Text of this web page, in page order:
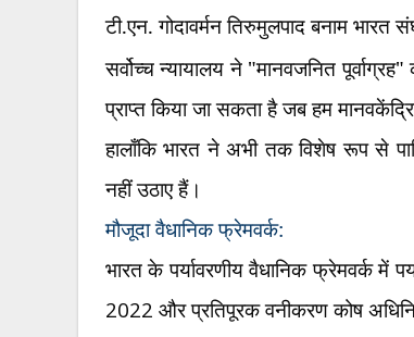
टी.एन. गोदावर्मन तिरुमुलपाद बनाम भारत
सर्वोच्च न्यायालय ने "मानवजनित
प्राप्त किया जा सकता है जब हम
हालाँकि भारत ने अभी तक विशेष रूप से
नहीं उठाए हैं।
मौजूदा वैधानिक फ्रेमवर्क:
भारत के पर्यावरणीय वैधानिक फ्रेमवर्क में
2022 और प्रतिपूरक वनीकरण कोष